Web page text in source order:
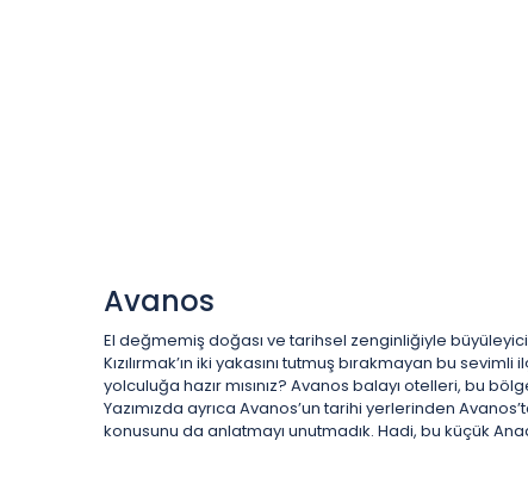
Avanos
El değmemiş doğası ve tarihsel zenginliğiyle
Kızılırmak’ın iki yakasını tutmuş bırakmayan bu
yolculuğa hazır mısınız? Avanos balayı otelleri, bu
Yazımızda ayrıca Avanos’un tarihi yerlerinden
konusunu da anlatmayı unutmadık. Hadi, bu küçük